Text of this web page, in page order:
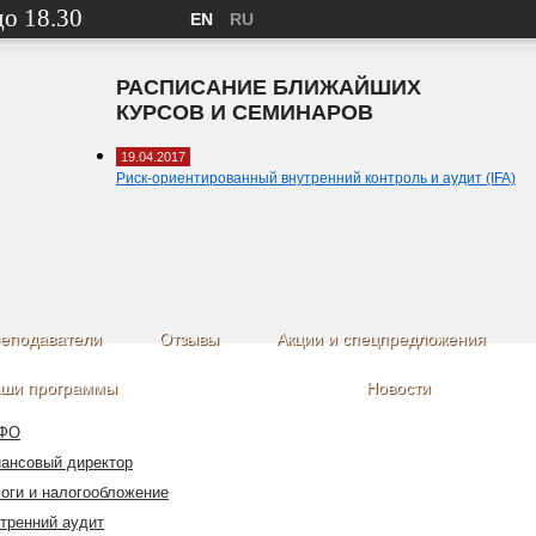
18.30 EN RU
РАСПИСАНИЕ БЛИЖАЙШИХ
КУРСОВ И СЕМИНАРОВ
19.04.2017
Риск-ориентированный внутренний контроль и аудит (IFA)
Отзывы Акции и спецпредложения
программы
директор
и налогообложение
аудит
Новости